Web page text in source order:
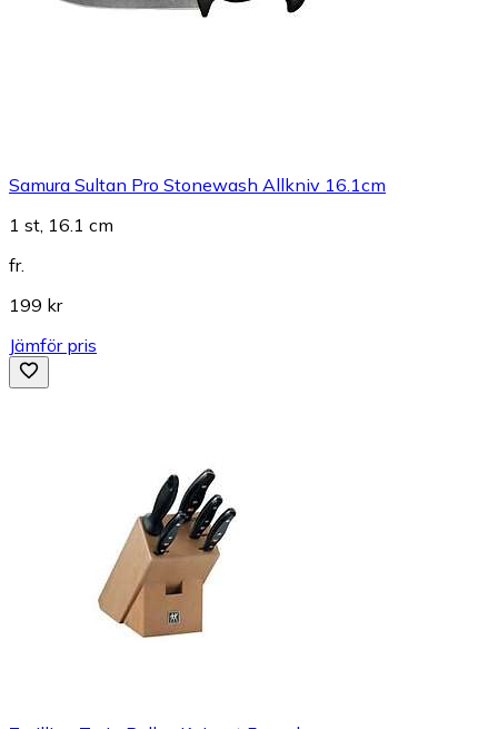
Samura Sultan Pro Stonewash Allkniv 16.1cm
1 st, 16.1 cm
fr.
199 kr
Jämför pris